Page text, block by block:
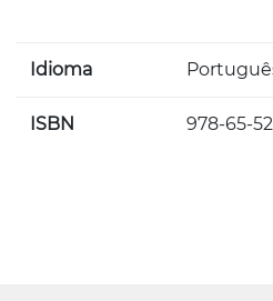
Idioma
ISBN 978-65-